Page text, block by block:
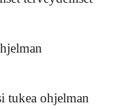
tukea ohjelman